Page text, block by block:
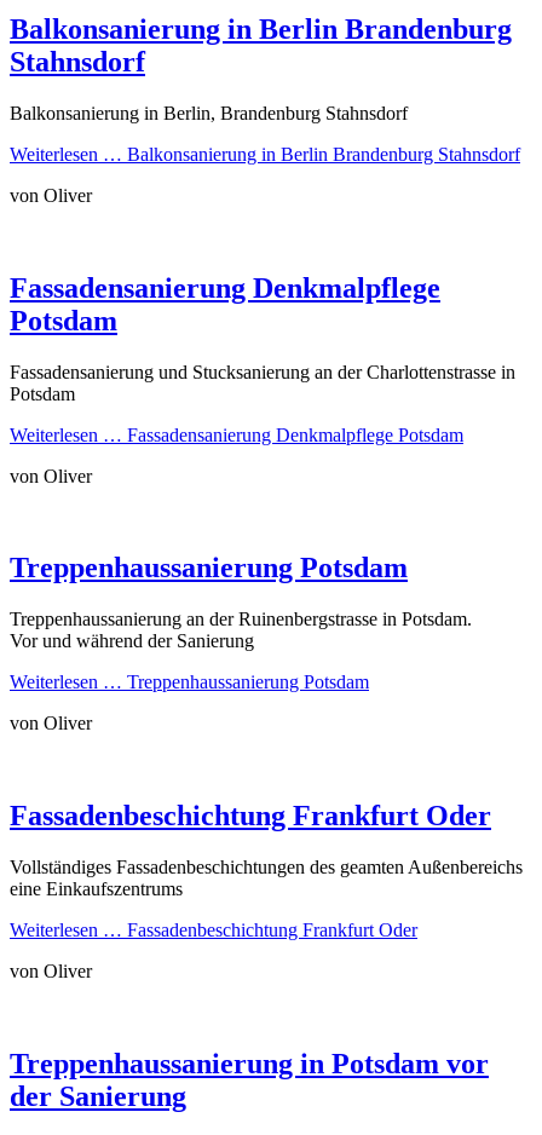
Balkonsanierung in Berlin Brandenburg
Stahnsdorf
Balkonsanierung in Berlin, Brandenburg Stahnsdorf
Weiterlesen … Balkonsanierung in Berlin Brandenburg Stahnsdorf
von Oliver
Fassadensanierung Denkmalpflege
Potsdam
Fassadensanierung und Stucksanierung an der Charlottenstrasse in
Potsdam
Weiterlesen … Fassadensanierung Denkmalpflege Potsdam
von Oliver
Treppenhaussanierung Potsdam
Treppenhaussanierung an der Ruinenbergstrasse in Potsdam.
Vor und während der Sanierung
Weiterlesen … Treppenhaussanierung Potsdam
von Oliver
Fassadenbeschichtung Frankfurt Oder
Vollständiges Fassadenbeschichtungen des geamten Außenbereichs
eine Einkaufszentrums
Weiterlesen … Fassadenbeschichtung Frankfurt Oder
von Oliver
Treppenhaussanierung in Potsdam vor
der Sanierung